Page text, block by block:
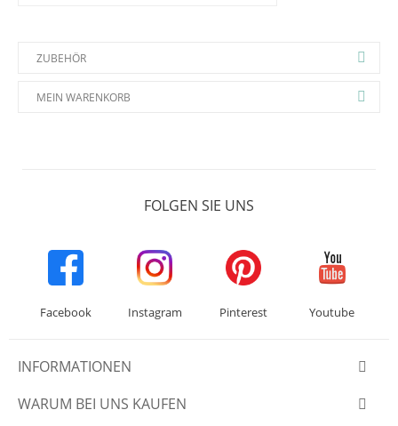
ZUBEHÖR
MEIN WARENKORB
FOLGEN SIE UNS
Facebook Instagram Pinterest Youtube
INFORMATIONEN
WARUM BEI UNS KAUFEN